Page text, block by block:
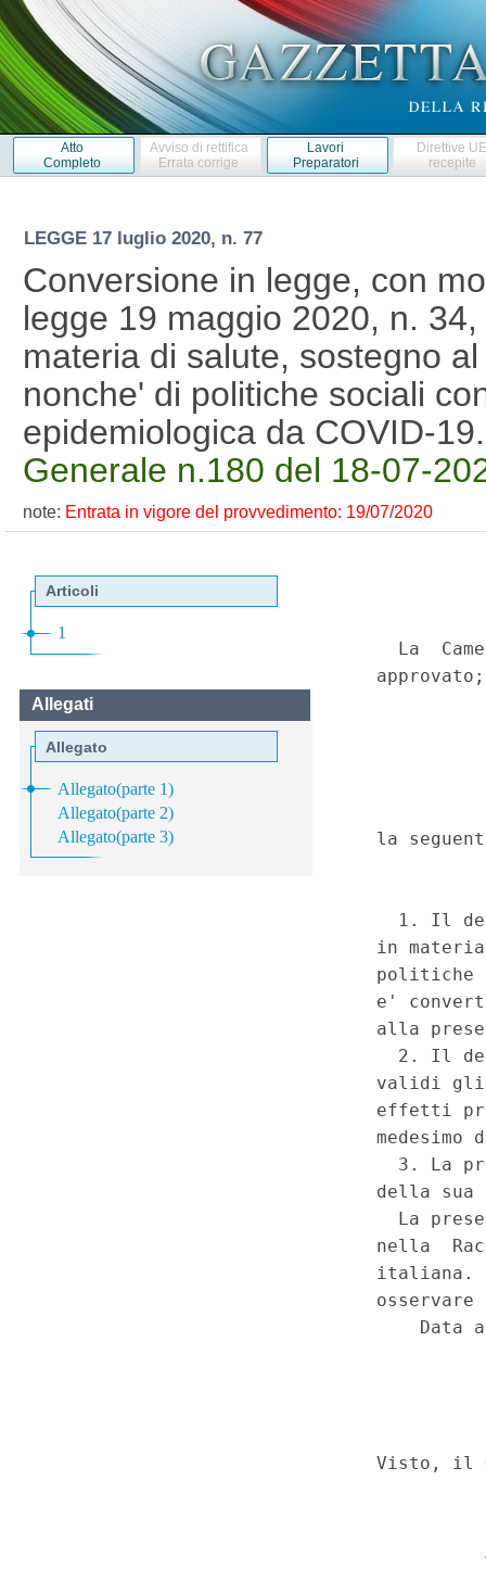
Atto
Completo
Avviso di rettifica
Errata corrige
Lavori
Preparatori
Direttive
recepite
LEGGE 17 luglio 2020, n. 77
Conversione in legge, con
legge 19 maggio 2020, n.
materia di salute, sostegno
nonche' di politiche sociali
epidemiologica da COVID-
Generale n.180 del 18-07-
note: Entrata in vigore del provvedimento: 19/07/2020